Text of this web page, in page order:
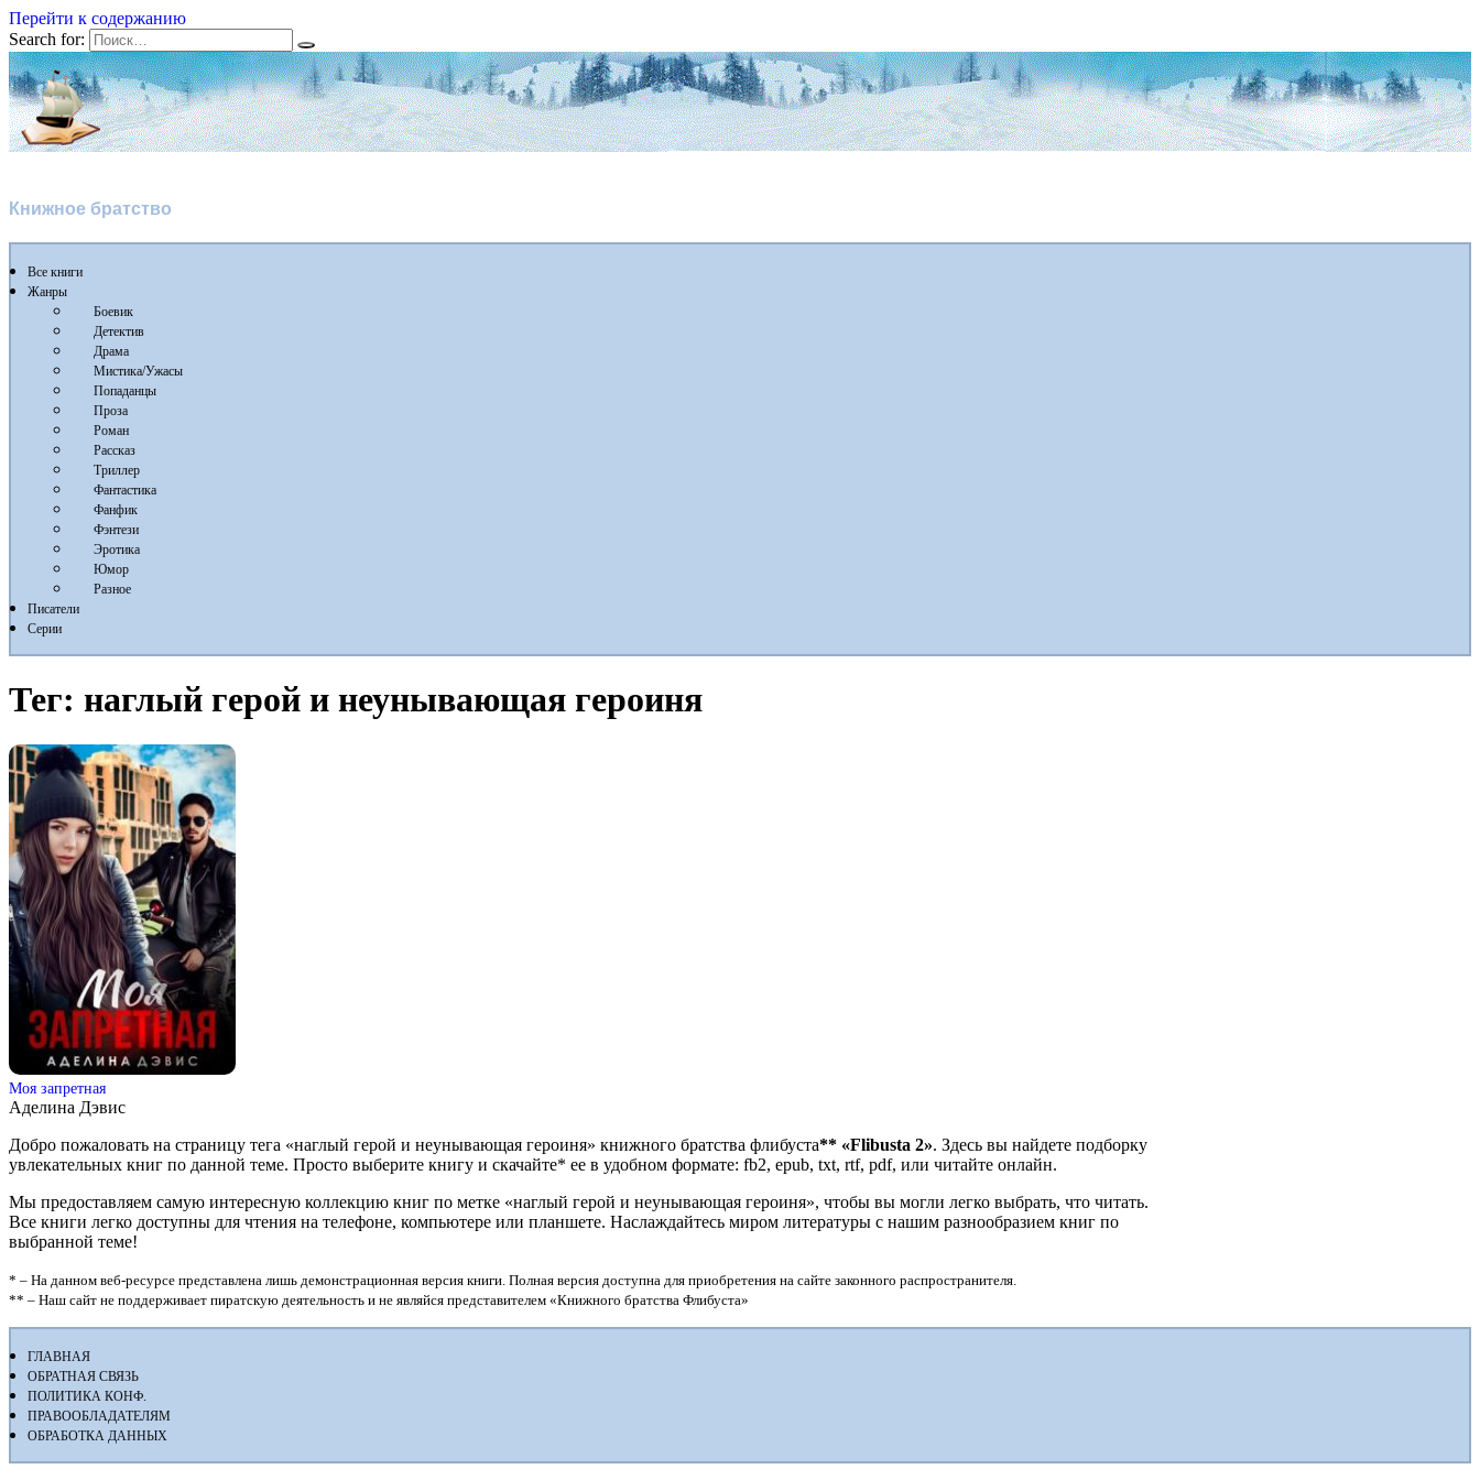
Перейти к содержанию
Search for:
Книжное братство
Все книги
Жанры
Боевик
Детектив
Драма
Мистика/Ужасы
Попаданцы
Проза
Роман
Рассказ
Триллер
Фантастика
Фанфик
Фэнтези
Эротика
Юмор
Разное
Писатели
Серии
Тег: наглый герой и неунывающая героиня
Моя запретная
Аделина Дэвис
Добро пожаловать на страницу тега «наглый герой и неунывающая героиня» книжного братства флибуста** «Flibusta 2». Здесь вы найдете подборку
увлекательных книг по данной теме. Просто выберите книгу и скачайте* ее в удобном формате: fb2, epub, txt, rtf, pdf, или читайте онлайн.
Мы предоставляем самую интересную коллекцию книг по метке «наглый герой и неунывающая героиня», чтобы вы могли легко выбрать, что читать.
Все книги легко доступны для чтения на телефоне, компьютере или планшете. Наслаждайтесь миром литературы с нашим разнообразием книг по
выбранной теме!
* – На данном веб-ресурсе представлена лишь демонстрационная версия книги. Полная версия доступна для приобретения на сайте законного распространителя.
** – Наш сайт не поддерживает пиратскую деятельность и не являйся представителем «Книжного братства Флибуста»
ГЛАВНАЯ
ОБРАТНАЯ СВЯЗЬ
ПОЛИТИКА КОНФ.
ПРАВООБЛАДАТЕЛЯМ
ОБРАБОТКА ДАННЫХ